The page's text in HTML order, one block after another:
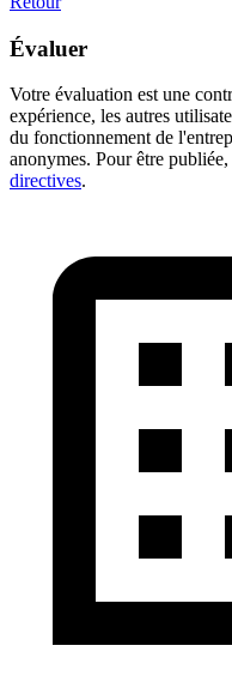
Évaluer
Votre évaluation est une
expérience, les autres
du fonctionnement de
anonymes. Pour être
directives.